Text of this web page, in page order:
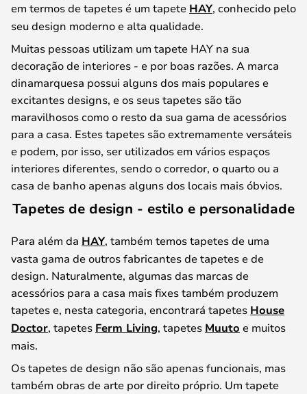
em termos de tapetes é um tapete HAY, conhecido pelo
seu design moderno e alta qualidade.
Muitas pessoas utilizam um tapete HAY na sua
decoração de interiores - e por boas razões. A marca
dinamarquesa possui alguns dos mais populares e
excitantes designs, e os seus tapetes são tão
maravilhosos como o resto da sua gama de acessórios
para a casa. Estes tapetes são extremamente versáteis
e podem, por isso, ser utilizados em vários espaços
interiores diferentes, sendo o corredor, o quarto ou a
casa de banho apenas alguns dos locais mais óbvios.
Tapetes de design - estilo e personalidade
Para além da HAY, também temos tapetes de uma
vasta gama de outros fabricantes de tapetes e de
design. Naturalmente, algumas das marcas de
acessórios para a casa mais fixes também produzem
tapetes e, nesta categoria, encontrará tapetes House
Doctor, tapetes Ferm Living, tapetes Muuto e muitos
mais.
Os tapetes de design não são apenas funcionais, mas
também obras de arte por direito próprio. Um tapete